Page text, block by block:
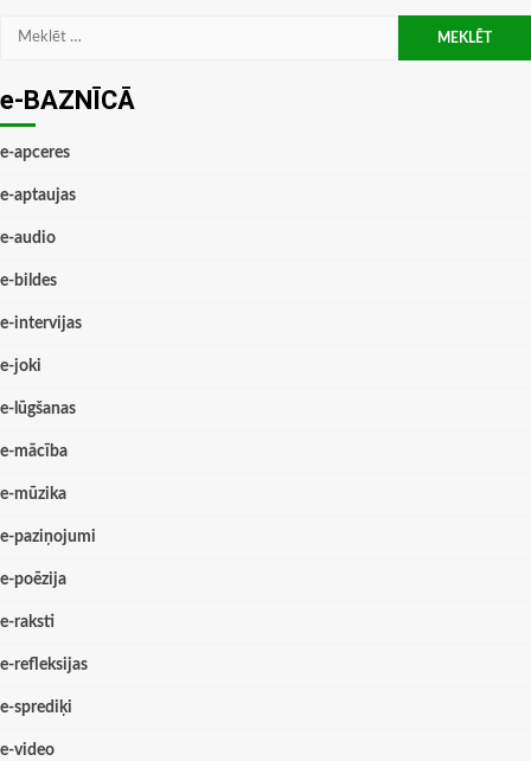
Meklēt:
e-BAZNĪCĀ
e-apceres
e-aptaujas
e-audio
e-bildes
e-intervijas
e-joki
e-lūgšanas
e-mācība
e-mūzika
e-paziņojumi
e-poēzija
e-raksti
e-refleksijas
e-sprediķi
e-video